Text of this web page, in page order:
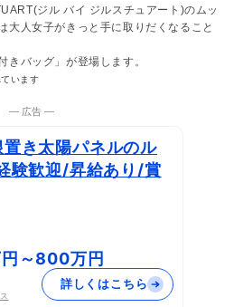
ジル バイ ジルスチュアート)のムッ
大人女子がきっと手に取りだくなること
きバッグ」が登場します。
います
― 広告 ―
き太陽パネルのル
験歓迎/昇給あり/賞
～800万円
詳しくはこちら